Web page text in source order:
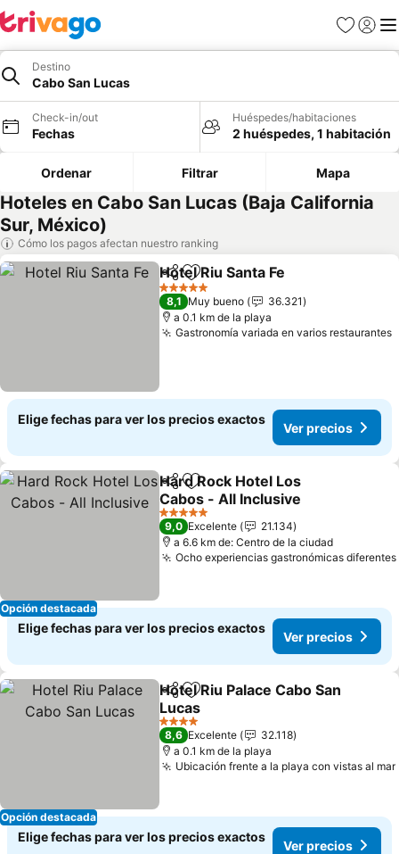
Favoritos
Iniciar
Destino
Cabo San Lucas
Check-in/out
Fechas
Huéspedes/habitaciones
2 huéspedes, 1 habitación
Ordenar Filtrar Mapa
Hoteles en Cabo San Lucas (Baja California
Sur, México)
Cómo los pagos afectan nuestro ranking
CompartirAgregar a favoritos
Hotel Riu Santa Fe
5 Estrellas
8,1 Muy bueno
36.321
a 0.1 km de la playa
Gastronomía variada en varios restaurantes
Elige fechas para ver los precios exactos
Ver precios
Opción destacada
CompartirAgregar a favoritos
Hard Rock Hotel Los
Cabos - All Inclusive
5 Estrellas
9,0 Excelente
21.134
a 6.6 km de: Centro de la ciudad
Ocho experiencias gastronómicas diferentes
Elige fechas para ver los precios exactos
Ver precios
Opción destacada
CompartirAgregar a favoritos
Hotel Riu Palace Cabo San
Lucas
4 Estrellas
8,6 Excelente
32.118
a 0.1 km de la playa
Ubicación frente a la playa con vistas al mar
Elige fechas para ver los precios exactos
Ver precios